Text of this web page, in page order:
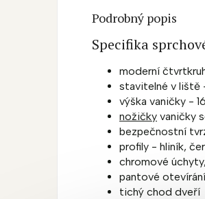
Podrobný popis
Specifika
moderní
stavitelné v
výška vaničky -
nožičky vaničky
bezpečnostní
profily - hliník,
chromové
pantové
tichý chod dveří